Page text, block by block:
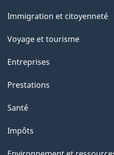
sujets
Immigration et citoyenneté
Voyage et tourisme
Entreprises
Prestations
Santé
Impôts